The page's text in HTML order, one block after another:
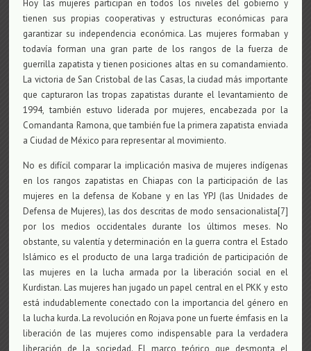
Hoy las mujeres participan en todos los niveles del gobierno y
tienen sus propias cooperativas y estructuras económicas para
garantizar su independencia económica. Las mujeres formaban y
todavía forman una gran parte de los rangos de la fuerza de
guerrilla zapatista y tienen posiciones altas en su comandamiento.
La victoria de San Cristobal de las Casas, la ciudad más importante
que capturaron las tropas zapatistas durante el levantamiento de
1994, también estuvo liderada por mujeres, encabezada por la
Comandanta Ramona, que también fue la primera zapatista enviada
a Ciudad de México para representar al movimiento.
No es difícil comparar la implicación masiva de mujeres indígenas
en los rangos zapatistas en Chiapas con la participación de las
mujeres en la defensa de Kobane y en las YPJ (las Unidades de
Defensa de Mujeres), las dos descritas de modo sensacionalista[7]
por los medios occidentales durante los últimos meses. No
obstante, su valentía y determinación en la guerra contra el Estado
Islámico es el producto de una larga tradición de participación de
las mujeres en la lucha armada por la liberación social en el
Kurdistan. Las mujeres han jugado un papel central en el PKK y esto
está indudablemente conectado con la importancia del género en
la lucha kurda. La revolución en Rojava pone un fuerte émfasis en la
liberación de las mujeres como indispensable para la verdadera
liberación de la sociedad. El marco teórico que desmonta el